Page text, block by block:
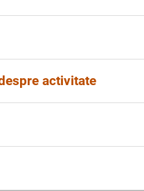
să ne
ascultătorii în temă, la
Le poți adresa o
”
activitate
să spui perioada
care au participat.
din